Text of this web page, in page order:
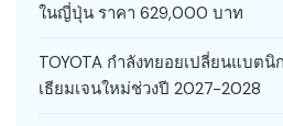
ในญี่ปุ่น ราคา 629,000 บาท
TOYOTA กำลังทยอยเปลี่ยนแบตนิ
เธียมเจนใหม่ช่วงปี 2027-2028